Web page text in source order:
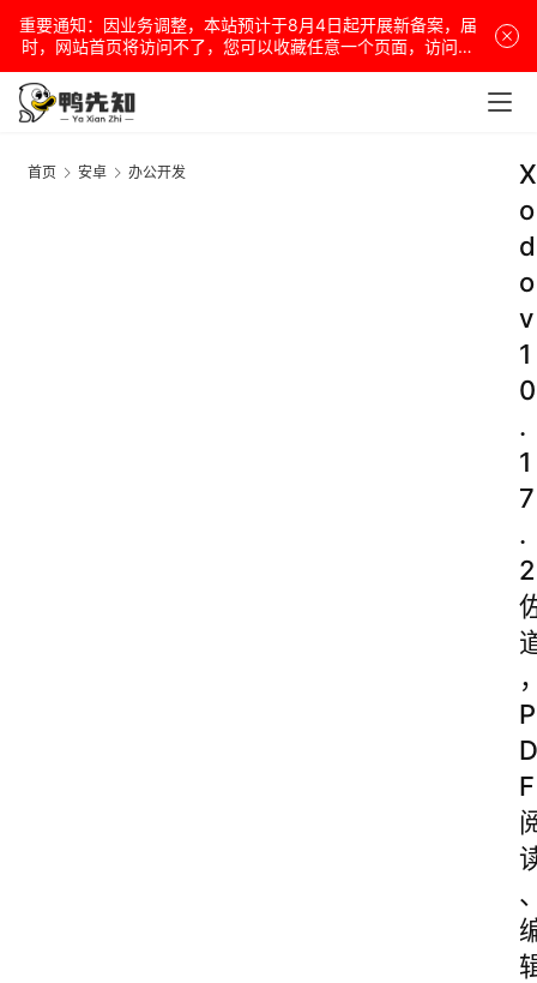
重要通知：因业务调整，本站预计于8月4日起开展新备案，届
时，网站首页将访问不了，您可以收藏任意一个页面，访问网
站！
首页 安卓 办公开发
X
o
d
o
v
1
0
.
1
7
.
2
P
D
F